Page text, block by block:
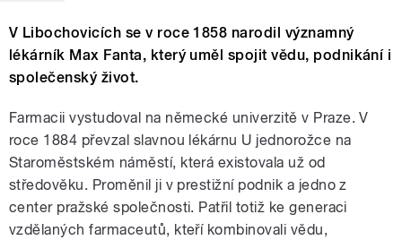
V Libochovicích se v roce 1858 narodil významný
lékárník Max Fanta, který uměl spojit vědu, podnikání i
společenský život.
Farmacii vystudoval na německé univerzitě v Praze. V
roce 1884 převzal slavnou lékárnu U jednorožce na
Staroměstském náměstí, která existovala už od
středověku. Proměnil ji v prestižní podnik a jedno z
center pražské společnosti. Patřil totiž ke generaci
vzdělaných farmaceutů, kteří kombinovali vědu,